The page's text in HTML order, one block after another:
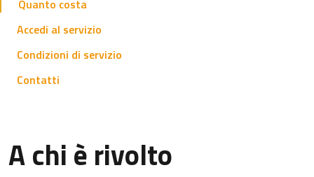
Quanto costa
Accedi al servizio
Condizioni di servizio
Contatti
A chi è rivolto